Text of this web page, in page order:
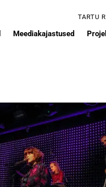
TARTU
Meediakajastused